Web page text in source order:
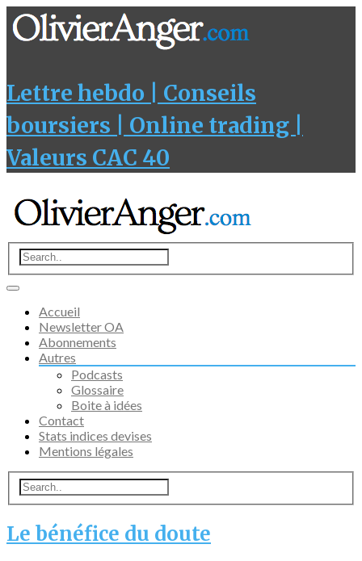
Lettre hebdo | Conseils
boursiers | Online trading |
Valeurs CAC 40
Accueil
Newsletter OA
Abonnements
Autres
Podcasts
Glossaire
Boite à idées
Contact
Stats indices devises
Mentions légales
Le bénéfice du doute